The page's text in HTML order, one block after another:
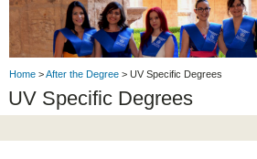
Home >After the Degree > UV Specific Degrees
UV Specific Degrees